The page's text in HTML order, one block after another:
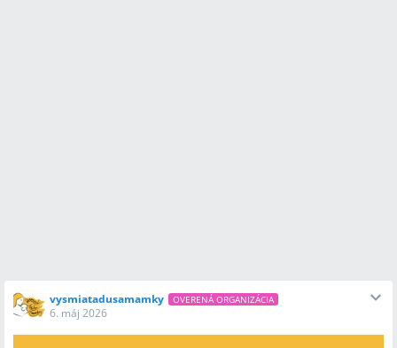
vysmiatadusamamky OVERENÁ ORGANIZÁCIA
6. máj 2026